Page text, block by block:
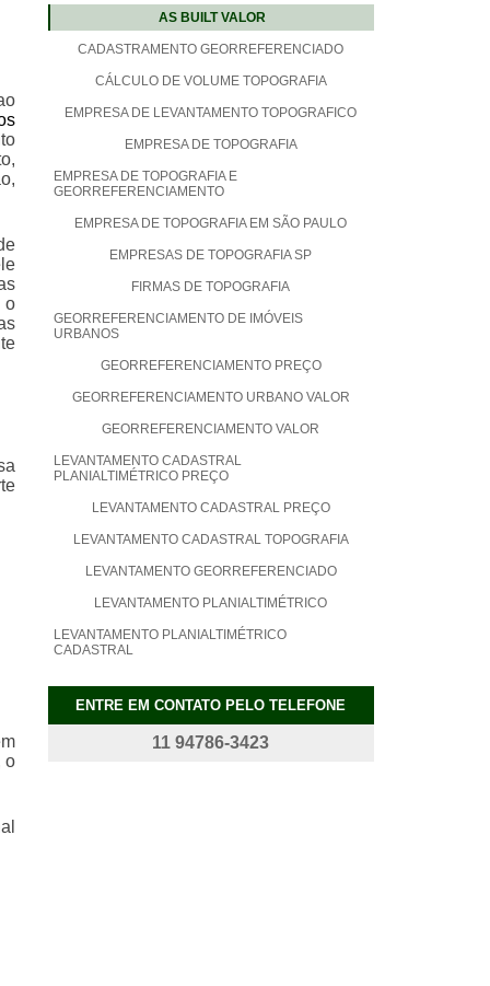
o
o
AS BUILT VALOR
CADASTRAMENTO GEORREFERENCIADO
CÁLCULO DE VOLUME TOPOGRAFIA
EMPRESA DE LEVANTAMENTO TOPOGRAFICO
EMPRESA DE TOPOGRAFIA
EMPRESA DE TOPOGRAFIA E
GEORREFERENCIAMENTO
EMPRESA DE TOPOGRAFIA EM SÃO PAULO
EMPRESAS DE TOPOGRAFIA SP
FIRMAS DE TOPOGRAFIA
GEORREFERENCIAMENTO DE IMÓVEIS
URBANOS
GEORREFERENCIAMENTO PREÇO
GEORREFERENCIAMENTO URBANO VALOR
GEORREFERENCIAMENTO VALOR
LEVANTAMENTO CADASTRAL
PLANIALTIMÉTRICO PREÇO
LEVANTAMENTO CADASTRAL PREÇO
LEVANTAMENTO CADASTRAL TOPOGRAFIA
LEVANTAMENTO GEORREFERENCIADO
LEVANTAMENTO PLANIALTIMÉTRICO
LEVANTAMENTO PLANIALTIMÉTRICO
CADASTRAL
CADASTRAL GEORREFERENCIADO
LEVANTAMENTO PLANIALTIMÉTRICO
CADASTRAL PREÇO
ENTRE EM CONTATO PELO TELEFONE
11 94786-3423